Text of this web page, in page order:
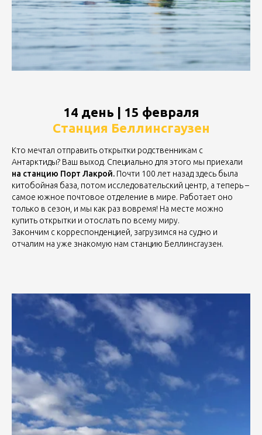
14 день | 15 февраля
Станция Беллинсгаузен
Кто мечтал отправить открытки родственникам с
Антарктиды? Ваш выход. Специально для этого мы приехали
на станцию Порт Лакрой. Почти 100 лет назад здесь была
китобойная база, потом исследовательский центр, а теперь –
самое южное почтовое отделение в мире. Работает оно
только в сезон, и мы как раз вовремя! На месте можно
купить открытки и отослать по всему миру.
Закончим с корреспонденцией, загрузимся на судно и
отчалим на уже знакомую нам станцию Беллинсгаузен.